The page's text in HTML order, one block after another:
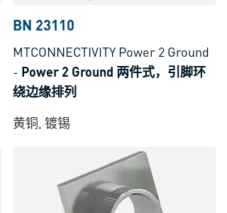
BN 23110
MTCONNECTIVITY Power 2 Ground
- Power 2 Ground 两件式，引脚环
绕边缘排列
黄铜, 镀锡